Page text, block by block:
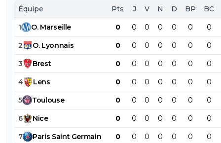
Équipe Pts J V N D BP BC
1 O. Marseille 0 0 0 0 0 0 0
2 O. Lyonnais 0 0 0 0 0 0 0
3 Brest 0 0 0 0 0 0 0
4 Lens 0 0 0 0 0 0 0
5 Toulouse 0 0 0 0 0 0 0
6 Nice 0 0 0 0 0 0 0
7 Paris Saint Germain 0 0 0 0 0 0 0